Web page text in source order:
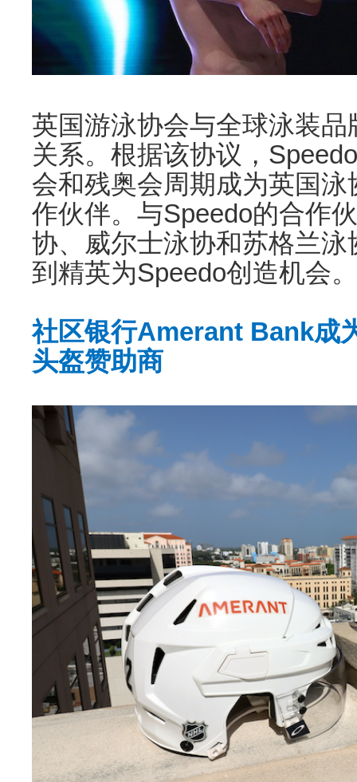
英国游泳协会与全球泳装
关系。根据该协议，
会和残奥会周期成为英国
作伙伴。与Speedo的合作
协、威尔士泳协和苏格兰
到精英为Speedo创造机会。
社区银行Amerant Bank成
头盔赞助商